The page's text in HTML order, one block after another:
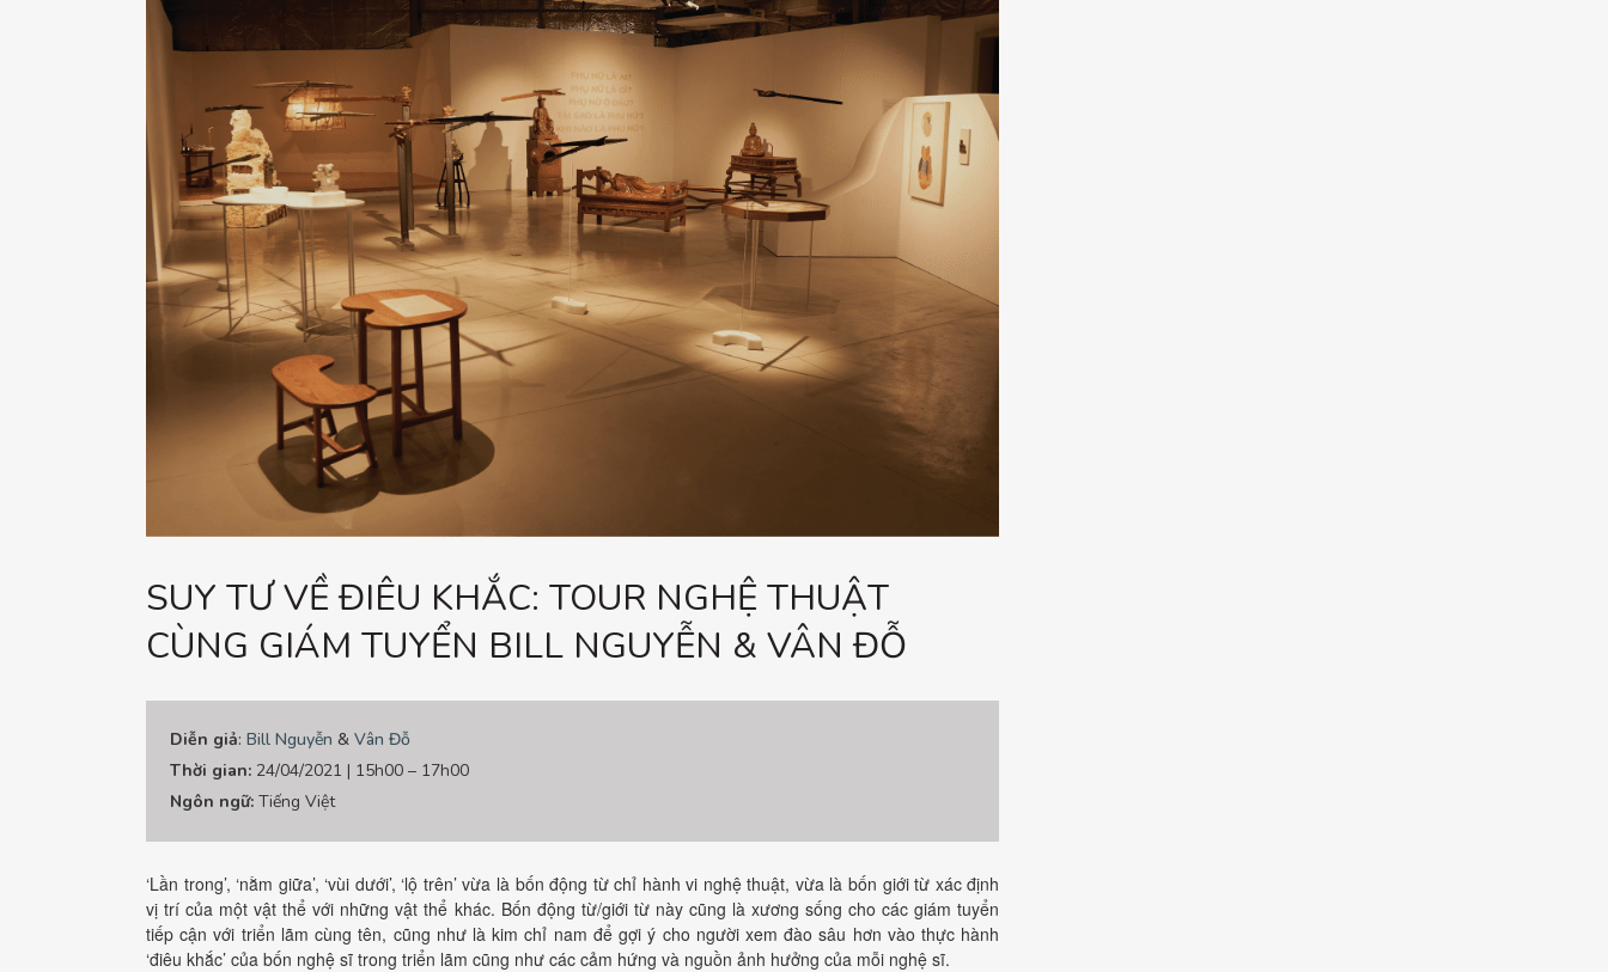
SUY TƯ VỀ ĐIÊU KHẮC: TOUR NGHỆ THUẬT
CÙNG GIÁM TUYỂN BILL NGUYỄN & VÂN ĐỖ
Diễn giả: Bill Nguyễn & Vân Đỗ
Thời gian: 24/04/2021 | 15h00 – 17h00
Ngôn ngữ: Tiếng Việt
‘Lần trong’, ‘nằm giữa’, ‘vùi dưới’, ‘lộ trên’ vừa là bốn động từ chỉ hành vi nghệ thuật, vừa là bốn giới từ xác định
vị trí của một vật thể với những vật thể khác. Bốn động từ/giới từ này cũng là xương sống cho các giám tuyển
tiếp cận với triển lãm cùng tên, cũng như là kim chỉ nam để gợi ý cho người xem đào sâu hơn vào thực hành
‘điêu khắc’ của bốn nghệ sĩ trong triển lãm cũng như các cảm hứng và nguồn ảnh hưởng của mỗi nghệ sĩ.